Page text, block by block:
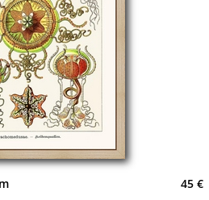
45 €